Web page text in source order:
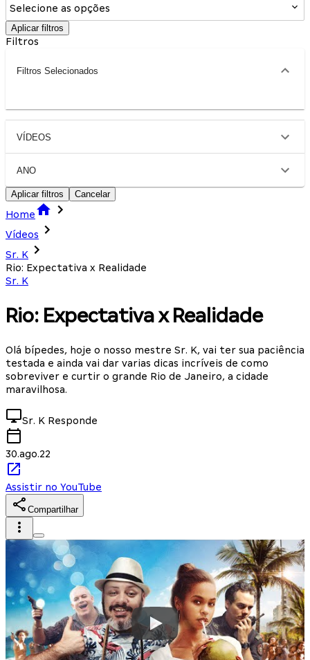
Selecione as opções
Aplicar filtros
Filtros
Filtros Selecionados
VÍDEOS
ANO
Aplicar filtros Cancelar
Home
Vídeos
Sr. K
Rio: Expectativa x Realidade
Sr. K
Rio: Expectativa x Realidade
Olá bípedes, hoje o nosso mestre Sr. K, vai ter sua paciência
testada e ainda vai dar varias dicas incríveis de como
sobreviver e curtir o grande Rio de Janeiro, a cidade
maravilhosa.
Sr. K Responde
30.ago.22
Assistir no YouTube
Compartilhar